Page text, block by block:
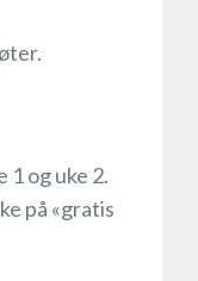
og uke 2.
på «gratis